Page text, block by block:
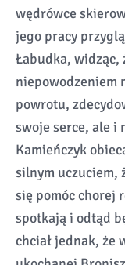
wędrówce
jego pracy
Łabudka, widząc,
niepowodzeniem
powrotu,
swoje serce, ale i
Kamieńczyk
silnym uczuciem,
się pomóc chorej
spotkają i odtąd
chciał jednak, że